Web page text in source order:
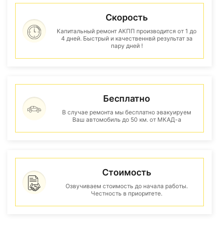
Скорость
Капитальный ремонт АКПП производится от 1 до
4 дней. Быстрый и качественнвй результат за
пару дней !
Бесплатно
В случае ремонта мы бесплатно эвакуируем
Ваш автомобиль до 50 км. от МКАД-а
Стоимость
Озвучиваем стоимость до начала работы.
Честность в приоритете.